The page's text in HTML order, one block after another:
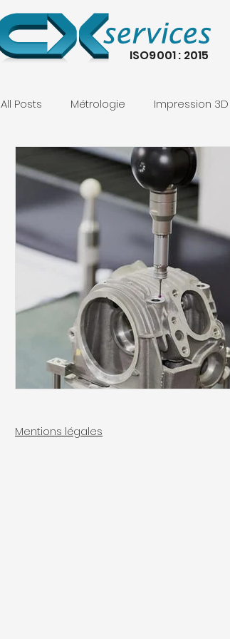
ISO9001 : 2015
All Posts Métrologie Impression 3D
Mentions légales